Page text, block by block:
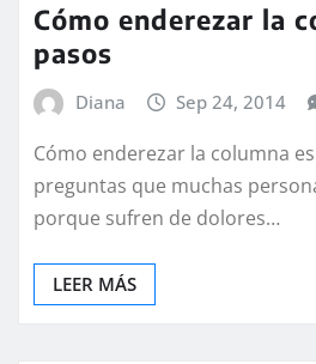
Cómo enderezar la
pasos
Diana Sep 24, 2014
Cómo enderezar la columna
preguntas que muchas
porque sufren de dolores…
LEER MÁS